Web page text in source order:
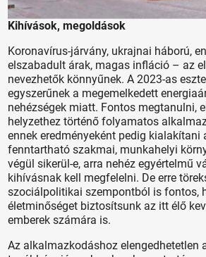
Kihívások, megoldások
Koronavírus-járvány, ukrajnai háború,
elszabadult árak, magas infláció – az
nevezhetők könnyűnek. A 2023-as
egyszerűnek a megemelkedett
nehézségek miatt. Fontos megtanulni,
helyzethez történő folyamatos
ennek eredményeként pedig kialakítani
fenntartható szakmai, munkahelyi
végül sikerül-e, arra nehéz egyértelmű
kihívásnak kell megfelelni. De erre
szociálpolitikai szempontból is fontos,
életminőséget biztosítsunk az itt élő
emberek számára is.
Az alkalmazkodáshoz elengedhetetlen